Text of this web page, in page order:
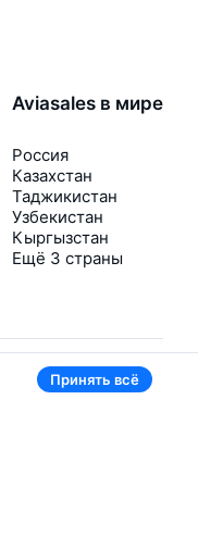
Aviasales в мире
Россия
Казахстан
Таджикистан
Узбекистан
Кыргызстан
Ещё 3 страны
Принять всё